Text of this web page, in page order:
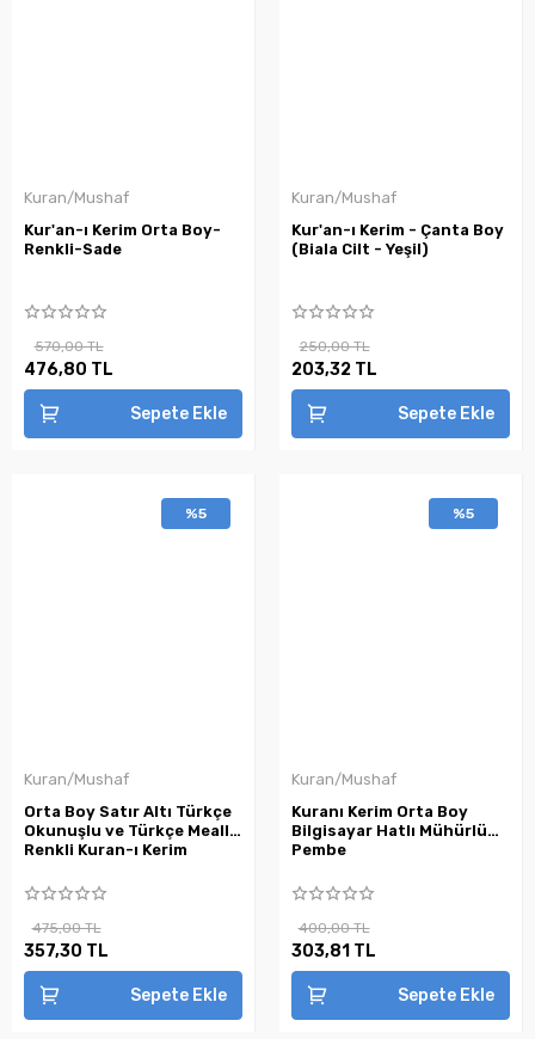
Kuran/Mushaf
Kur'an-ı Kerim Orta Boy-
Renkli-Sade
570,00 TL
476,80 TL
Sepete Ekle
Kuran/Mushaf
Kur'an-ı Kerim - Çanta Boy
(Biala Cilt - Yeşil)
250,00 TL
203,32 TL
Sepete Ekle
%5
Kuran/Mushaf
Orta Boy Satır Altı Türkçe
Okunuşlu ve Türkçe Mealli
Renkli Kuran-ı Kerim
475,00 TL
357,30 TL
Sepete Ekle
%5
Kuran/Mushaf
Kuranı Kerim Orta Boy
Bilgisayar Hatlı Mühürlü
Pembe
400,00 TL
303,81 TL
Sepete Ekle